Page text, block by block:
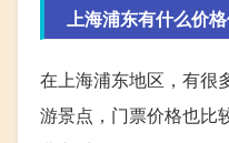
上海浦东有什么价
在上海浦东地区，有很
游景点，门票价格也比